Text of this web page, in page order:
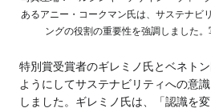
あるアニー・コークマン氏は、サステナビ
ングの役割の重要性を強調しました
特別賞受賞者のギレミノ氏とベネト
ようにしてサステナビリティへの意
しました。ギレミノ氏は、「認識を